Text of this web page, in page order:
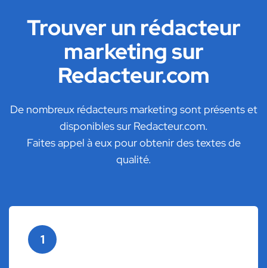
Trouver un rédacteur
marketing sur
Redacteur.com
De nombreux rédacteurs marketing sont présents et
disponibles sur Redacteur.com.
Faites appel à eux pour obtenir des textes de
qualité.
1